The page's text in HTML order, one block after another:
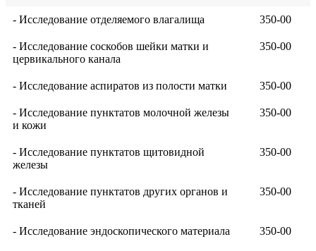
- Исследование отделяемого влагалища 350-00
- Исследование соскобов шейки матки и
цервикального канала
350-00
- Исследование аспиратов из полости матки 350-00
- Исследование пунктатов молочной железы
и кожи
350-00
- Исследование пунктатов щитовидной
железы
350-00
- Исследование пунктатов других органов и
тканей
350-00
- Исследование эндоскопического материала 350-00